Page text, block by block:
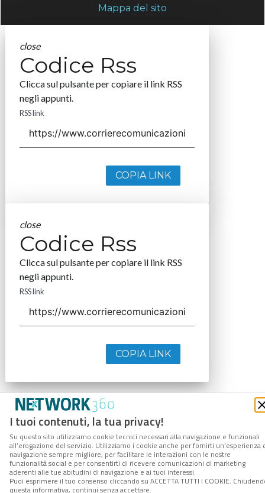
I tuoi contenuti, la tua privacy!
Su questo sito utilizziamo cookie tecnici necessari alla navigazione e funzionali
all’erogazione del servizio. Utilizziamo i cookie anche per fornirti un’esperienza
navigazione sempre migliore, per facilitare le interazioni con le nostre
funzionalità social e per consentirti di ricevere comunicazioni di marketing
aderenti alle tue abitudini di navigazione e ai tuoi interessi.
Puoi esprimere il tuo consenso cliccando su ACCETTA TUTTI I COOKIE.
questa informativa, continui senza accettare.
Mappa del sito
close
Codice Rss
Clicca sul pulsante per copiare il link RSS
negli appunti.
RSS link
COPIA LINK
close
Codice Rss
Clicca sul pulsante per copiare il link RSS
negli appunti.
RSS link
COPIA LINK